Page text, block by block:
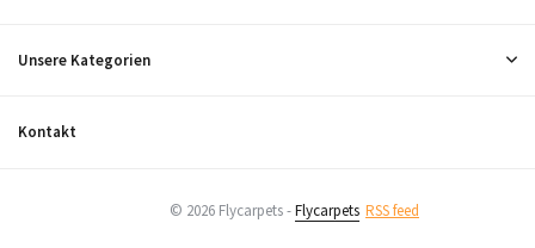
Unsere Kategorien
Kontakt
© 2026 Flycarpets -Flycarpets RSS feed